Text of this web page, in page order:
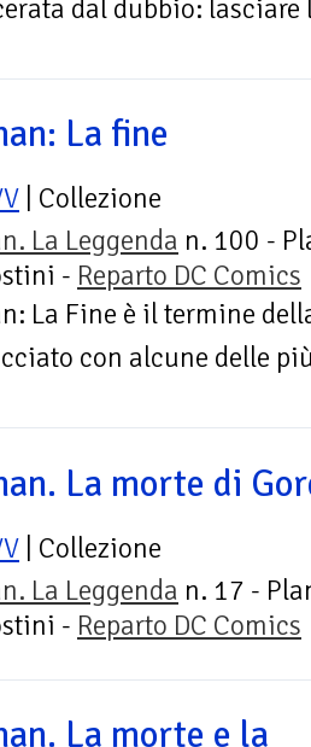
dal dubbio:
La fine
| Collezione
La Leggenda n. 100 -
- Reparto DC Comics
La Fine è il termine
con alcune delle
La morte di
| Collezione
La Leggenda n. 17 -
- Reparto DC Comics
La morte e la